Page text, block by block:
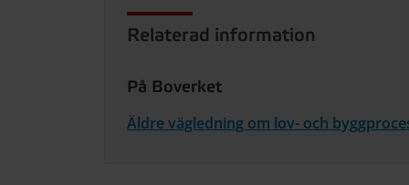
Relaterad information
På Boverket
Äldre vägledning om lov- och